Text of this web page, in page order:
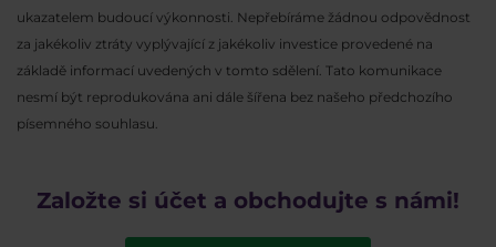
ukazatelem budoucí výkonnosti. Nepřebíráme žádnou odpovědnost
za jakékoliv ztráty vyplývající z jakékoliv investice provedené na
základě informací uvedených v tomto sdělení. Tato komunikace
nesmí být reprodukována ani dále šířena bez našeho předchozího
písemného souhlasu.
Založte si účet a obchodujte s námi!